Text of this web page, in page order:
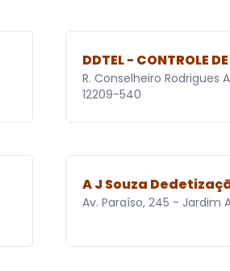
DDTEL - CONTROLE
R. Conselheiro Rodrigues
12209-540
A J Souza
Av. Paraíso, 245 - Jardim